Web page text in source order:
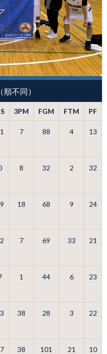
順不同）
3PM FGM FTM PF
7 88 4 13
8 32 2 32
18 68 9 24
7 69 33 21
1 44 6 23
38 28 3 22
38 101 21 10